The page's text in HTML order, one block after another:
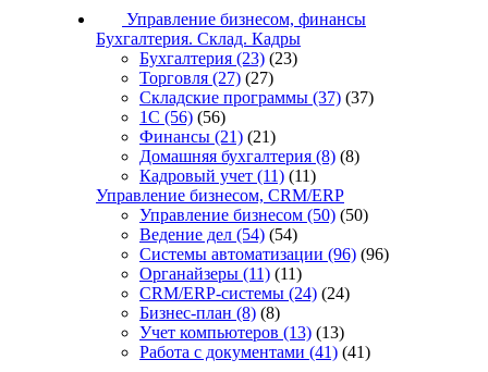
Управление бизнесом, финансы
Бухгалтерия. Склад. Кадры
Бухгалтерия (23) (23)
Торговля (27) (27)
Складские программы (37) (37)
1С (56) (56)
Финансы (21) (21)
Домашняя бухгалтерия (8) (8)
Кадровый учет (11) (11)
Управление бизнесом, CRM/ERP
Управление бизнесом (50) (50)
Ведение дел (54) (54)
Системы автоматизации (96) (96)
Органайзеры (11) (11)
CRM/ERP-системы (24) (24)
Бизнес-план (8) (8)
Учет компьютеров (13) (13)
Работа с документами (41) (41)